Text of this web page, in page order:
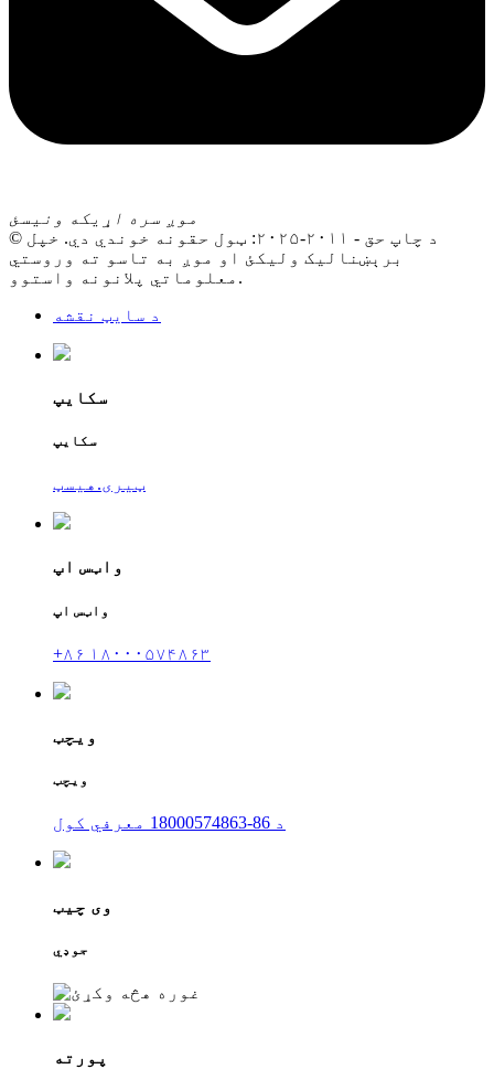
موږ سره اړیکه ونیسئ
© د چاپ حق - ۲۰۱۱-۲۰۲۵: ټول حقونه خوندي دي. خپل
برېښنالیک ولیکئ او موږ به تاسو ته وروستي
معلوماتي پلانونه واستوو.
د سایټ نقشه
سکایپ
سکایپ
ټیری.هیسټ
واټس اپ
واټس اپ
+۸۶ ۱۸۰۰۰۵۷۴۸۶۳
ویچټ
ویچټ
د 86-18000574863 معرفي کول
وی چیټ
جوډي
پورته